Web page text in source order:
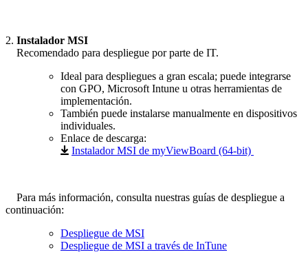
2. Instalador MSI
Recomendado para despliegue por parte de IT.
Ideal para despliegues a gran escala; puede integrarse
con GPO, Microsoft Intune u otras herramientas de
implementación.
También puede instalarse manualmente en dispositivos
individuales.
Enlace de descarga:
Instalador MSI de myViewBoard (64-bit)
Para más información, consulta nuestras guías de despliegue a
continuación:
Despliegue de MSI
Despliegue de MSI a través de InTune